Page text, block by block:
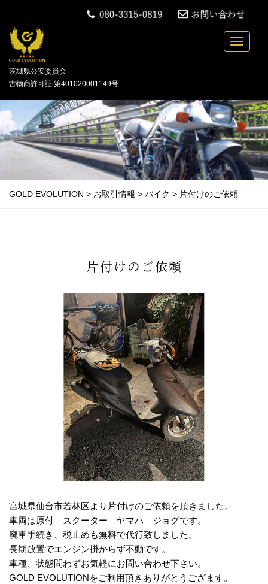
Toggle
中古バイクの買取・無料引取を行っている「
茨城県公安委員会
古物商許可証 第401020001149号
GOLD EVOLUTION > お取引情報 > バイク > 片付けのご依頼
片付けのご依頼
宮城県仙台市若林区より片付けのご依頼を頂きました。
車両は原付 スクーター ヤマハ ジョグです。
廃車手続き、税止めも無料で代行致しました。
長期放置でエンジン掛からず不動です。
車種、状態問わずお気軽にお問い合わせ下さい。
GOLD EVOLUTIONをご利用頂きありがとうござます。